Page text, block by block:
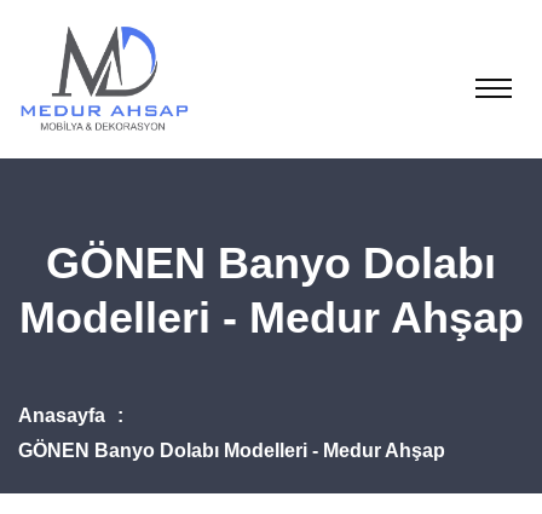
GÖNEN Banyo Dolabı
Modelleri - Medur Ahşap
Anasayfa
GÖNEN Banyo Dolabı Modelleri - Medur Ahşap